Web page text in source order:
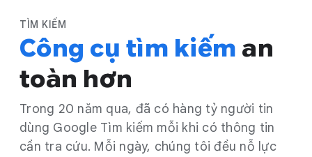
TÌM KIẾM
Công cụ tìm kiếm an
toàn hơn
Trong 20 năm qua, đã có hàng tỷ người tin
dùng Google Tìm kiếm mỗi khi có thông tin
cần tra cứu. Mỗi ngày, chúng tôi đều nỗ lực